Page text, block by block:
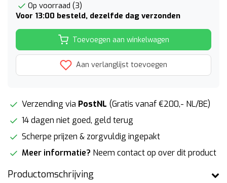
Op voorraad (3)
Voor 13:00 besteld, dezelfde dag verzonden
Toevoegen aan winkelwagen
Aan verlanglijst toevoegen
Verzending via PostNL (Gratis vanaf €200,- NL/BE)
14 dagen niet goed, geld terug
Scherpe prijzen & zorgvuldig ingepakt
Meer informatie? Neem contact op over dit product
Productomschrijving